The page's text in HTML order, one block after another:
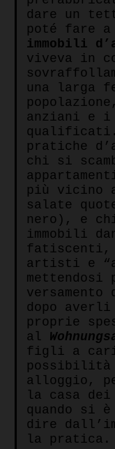
dare un
poté fare a
immobili
viveva in
una larga
anziani e i
pratiche
chi si
più vicino
salate
nero), e
immobili
fatiscenti,
artisti e
dopo
proprie
al
figli a
possibilità
alloggio,
la casa
quando si è
dire
la pratica.